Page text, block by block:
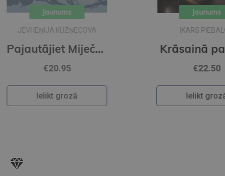
Pajautājiet Miječkai
Jaunums
IKARS PIEBALGS
Krāsainā pasaule